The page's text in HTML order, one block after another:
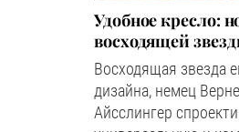
Удобное кресло:
восходящей
Восходящая звезда
дизайна, немец
Айсслингер